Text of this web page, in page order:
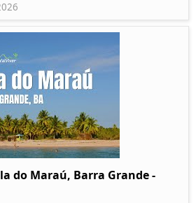
do Maraú, Barra Grande -